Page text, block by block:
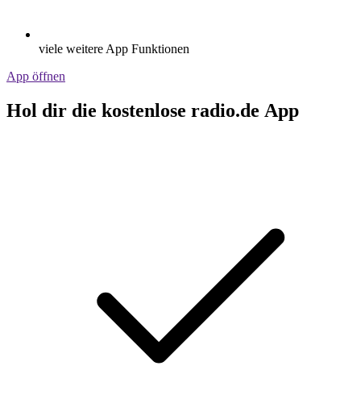
viele weitere App Funktionen
App öffnen
Hol dir die kostenlose radio.de App